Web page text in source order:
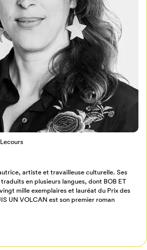
artiste et travailleuse culturelle. Ses
en plusieurs langues, dont BOB ET
mille exemplaires et lauréat du Prix des
UN VOLCAN est son premier roman
vos favoris,
ou créez votre profil
Mon Salon
Annuler